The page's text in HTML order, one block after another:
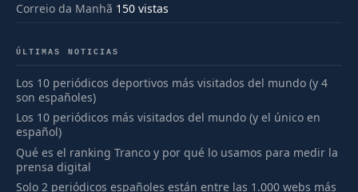
Correio da Manhã 150 vistas
ÚLTIMAS NOTICIAS
Los 10 periódicos deportivos más visitados del mundo (y 4
son españoles)
Los 10 periódicos más visitados del mundo (y el único en
español)
Qué es el ranking Tranco y por qué lo usamos para medir la
prensa digital
Solo 2 periódicos españoles están entre las 1.000 webs más